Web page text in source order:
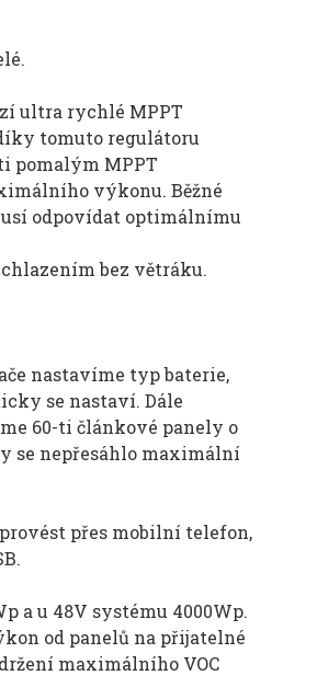
ultra rychlé MPPT
tomuto regulátoru
pomalým MPPT
výkonu. Běžné
odpovídat optimálnímu
bez větráku.
nastavíme typ baterie,
se nastaví. Dále
60-ti článkové panely o
se nepřesáhlo maximální
přes mobilní telefon,
a u 48V systému 4000Wp.
od panelů na přijatelné
maximálního VOC